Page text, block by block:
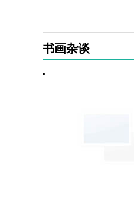
书画杂谈